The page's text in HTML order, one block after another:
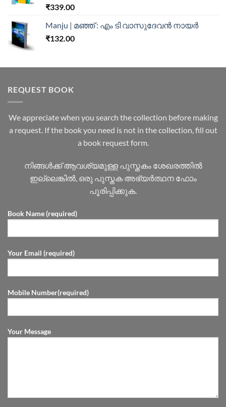
Rated5.00
₹339.00
Manju | മഞ്ഞ് : എം ടി വാസുദേവന്‍ നായര്‍
₹132.00
REQUEST BOOK
We appreciate when you search the collection before making
a request. If the book you need is not in the collection, fill out
a book request form.
നിങ്ങൾക്ക് ആവശ്യമുള്ള പുസ്തകം ശേഖരത്തിൽ
ഇല്ലെങ്കിൽ, ഒരു പുസ്തക അഭ്യർത്ഥന ഫോം
പൂരിപ്പിക്കുക.
Book Name (required)
Your Email (required)
Mobile Number(required)
Your Message